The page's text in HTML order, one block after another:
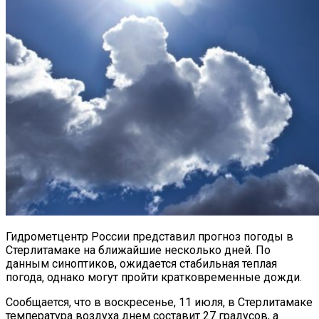
Гидрометцентр России представил прогноз погоды в
Стерлитамаке на ближайшие несколько дней. По
данным синоптиков, ожидается стабильная теплая
погода, однако могут пройти кратковременные дожди.
Сообщается, что в воскресенье, 11 июля, в Стерлитамаке
температура воздуха днем составит 27 градусов, а